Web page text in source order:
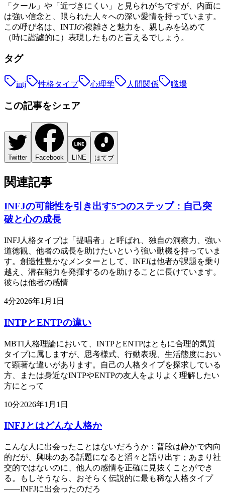
「クール」や「近づきにくい」と見られがちですが、内面に
は強い信念と、限られた人々への深い愛情を持っています。
この呼び名は、INTJの複雑さと魅力を、親しみを込めて
（時に諧謔的に）表現したものと言えるでしょう。
タグ
intj 性格タイプ 心理学 人間関係 職場
この記事をシェア
Twitter Facebook LINE はてブ
関連記事
INFJの可能性を引き出す5つのステップ：自己突
破と心の成長
INFJ人格タイプは「提唱者」と呼ばれ、独自の洞察力、強い
道徳観、他者の成長を助けたいという強い動機を持っていま
す。創造性豊かなメンターとして、INFJは他者が課題を乗り
越え、潜在能力を発揮するのを助けることに長けています。
彼らは他者の感情
4分2026年1月1日
INTPとENTPの違い
MBTI人格理論において、INTPとENTPはともに合理的気質
タイプに属しますが、思考様式、行動表現、生活態度におい
て顕著な違いがあります。自己の人格タイプを探求している
方、または身近なINTPやENTPの友人をよりよく理解したい
方にとって
10分2026年1月1日
INFJとはどんな人格か
こんな人に出会ったことはないだろうか：普段は静かで内向
的だが、興味のある話題になると滔々と語り出す；あまり社
交的ではないのに、他人の感情を正確に見抜くことができ
る。もしそうなら、おそらく伝説的に最も稀な人格タイプ
——INFJに出会ったのだろ